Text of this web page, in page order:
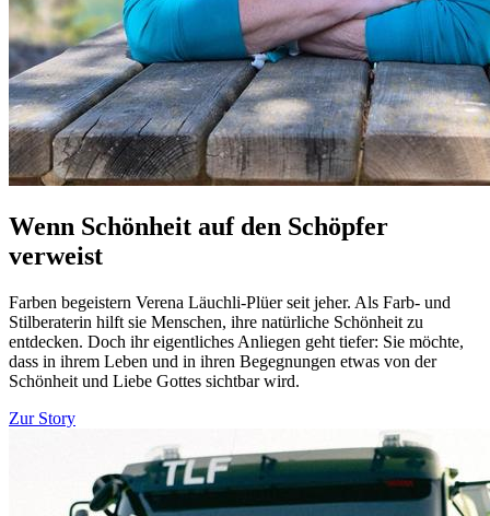
Wenn Schönheit auf den Schöpfer
verweist
Farben begeistern Verena Läuchli-Plüer seit jeher. Als Farb- und
Stilberaterin hilft sie Menschen, ihre natürliche Schönheit zu
entdecken. Doch ihr eigentliches Anliegen geht tiefer: Sie möchte,
dass in ihrem Leben und in ihren Begegnungen etwas von der
Schönheit und Liebe Gottes sichtbar wird.
Zur Story